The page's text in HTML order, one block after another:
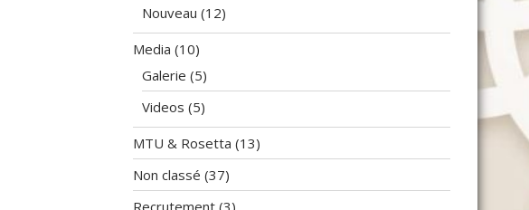
Nouveau (12)
Media (10)
Galerie (5)
Videos (5)
MTU & Rosetta (13)
Non classé (37)
Recrutement (3)